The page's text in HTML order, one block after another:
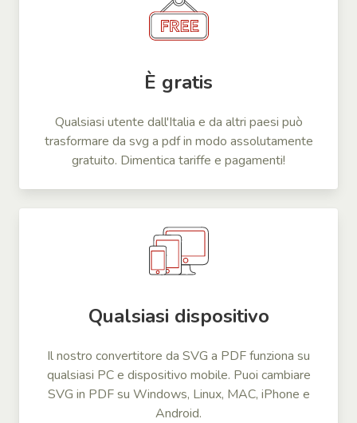
È gratis
Qualsiasi utente dall'Italia e da altri paesi può
trasformare da svg a pdf in modo assolutamente
gratuito. Dimentica tariffe e pagamenti!
Qualsiasi dispositivo
Il nostro convertitore da SVG a PDF funziona su
qualsiasi PC e dispositivo mobile. Puoi cambiare
SVG in PDF su Windows, Linux, MAC, iPhone e
Android.